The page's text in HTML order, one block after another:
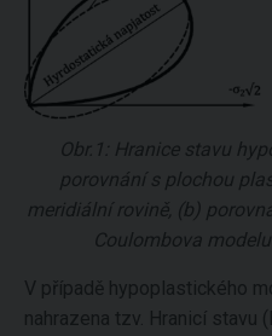
Obr.1: Hranice stavu
porovnání s plochou
meridiální rovině, (b)
Coulombova
V případě hypoplastického
nahrazena tzv. Hranicí stavu